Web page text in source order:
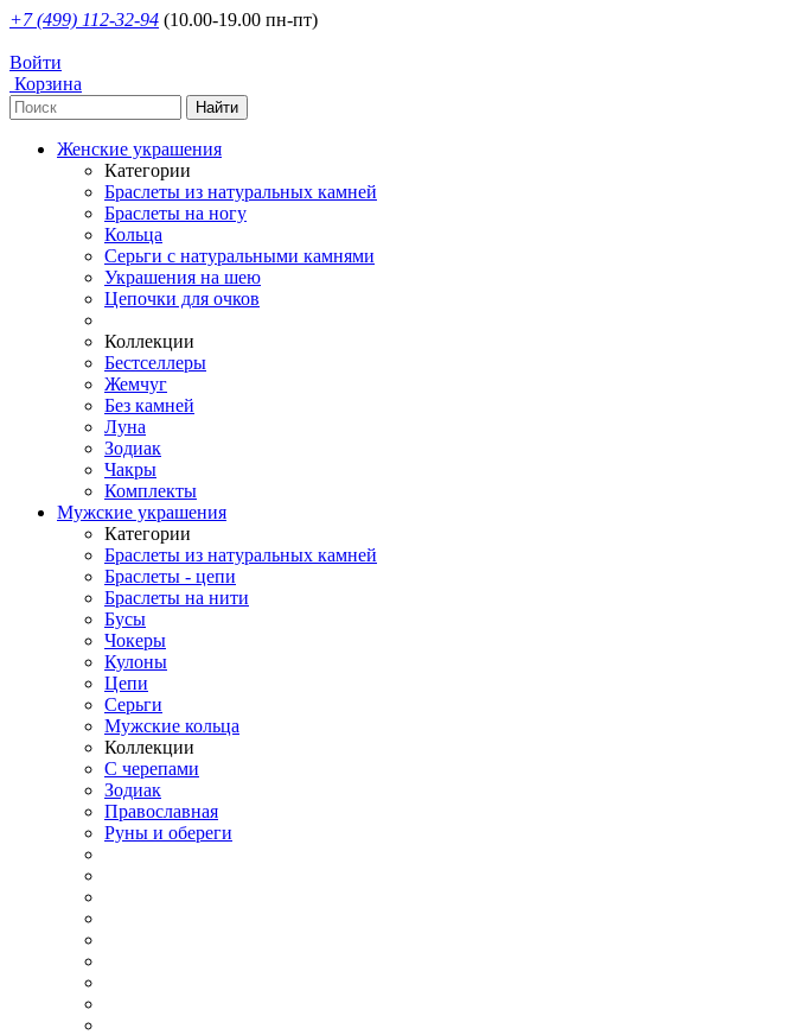
+7 (499) 112-32-94 (10.00-19.00 пн-пт)
Войти
Корзина
Женские украшения
Категории
Браслеты из натуральных камней
Браслеты на ногу
Кольца
Серьги с натуральными камнями
Украшения на шею
Цепочки для очков
Коллекции
Бестселлеры
Жемчуг
Без камней
Луна
Зодиак
Чакры
Комплекты
Мужские украшения
Категории
Браслеты из натуральных камней
Браслеты - цепи
Браслеты на нити
Бусы
Чокеры
Кулоны
Цепи
Серьги
Мужские кольца
Коллекции
С черепами
Зодиак
Православная
Руны и обереги